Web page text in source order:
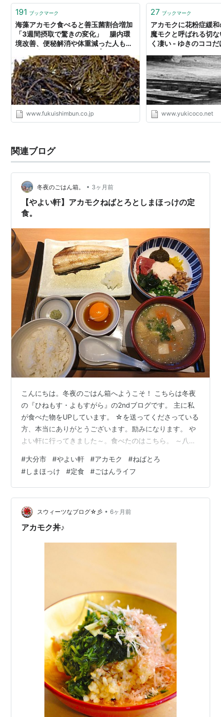
191 ブックマーク
海藻アカモク食べると善玉菌割合増加
「3週間摂取で驚きの変化」 腸内環
境改善、便秘解消や体重減った人も…
| 福井のニュース | 福井新聞ONLINE
www.fukuishimbun.co.jp
27 ブックマーク
アカモクに花粉症緩
魔モクと呼ばれる切
く凄い - ゆきのココ
www.yukicoco.net
関連ブログ
冬夜のごはん箱。 • 3ヶ月前
【やよい軒】アカモクねばとろとしまほっけの定
食。
こんにちは。冬夜のごはん箱へようこそ！ こちらは冬夜
の『ひねもす・よもすがら』の2ndブログです。 主に私
が食べた物をUPしています。 ☆を送ってくださっている
方、本当にありがとうございます。励みになります。 や
よい軒に行ってきました～。食べたのはこちら。 ～八種
ろは、アカモク・沢庵・納豆・オクラ・わかめ（海
藻）・まぐろ・とろろ。これに別添えの卵（卵黄）を入
れて、八種の彩りとなるようです。 そういえば、やよい
軒で豚汁食べたことなかったな～ってことで変更してみ
ました。少し生姜の効いた、具沢山の豚汁でした。 しま
ほっけ。少し小さめ？ でも、こんな…
#大分市 #やよい軒 #アカモク #ねばとろ
#しまほっけ #定食 #ごはんライフ
スウィーツなブログ☆彡 • 6ヶ月前
アカモク丼♪